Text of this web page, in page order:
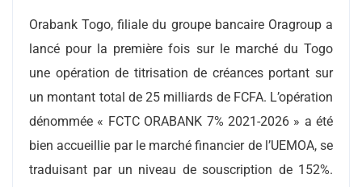
Orabank Togo, filiale du groupe bancaire Oragroup a
lancé pour la première fois sur le marché du Togo
une opération de titrisation de créances portant sur
un montant total de 25 milliards de FCFA. L’opération
dénommée « FCTC ORABANK 7% 2021-2026 » a été
bien accueillie par le marché financier de l’UEMOA, se
traduisant par un niveau de souscription de 152%.